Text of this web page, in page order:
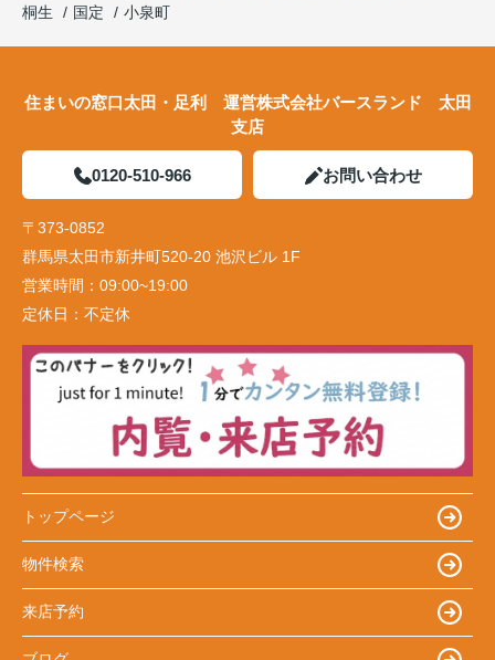
桐生
国定 小泉町
住まいの窓口太田・足利 運営株式会社バースランド 太田
支店
0120-510-966 お問い合わせ
〒373-0852
群馬県太田市新井町520-20 池沢ビル 1F
営業時間： 09:00~19:00
定休日： 不定休
トップページ
物件検索
来店予約